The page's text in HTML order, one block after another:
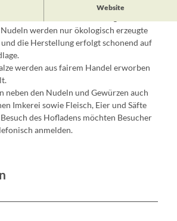
Website
werden verschiedene Sorten
werden nur ökologisch erzeugte
die Herstellung erfolgt schonend auf
werden aus fairem Handel erworben
neben den Nudeln und Gewürzen auch
Imkerei sowie Fleisch, Eier und Säfte
des Hofladens möchten Besucher
anmelden.